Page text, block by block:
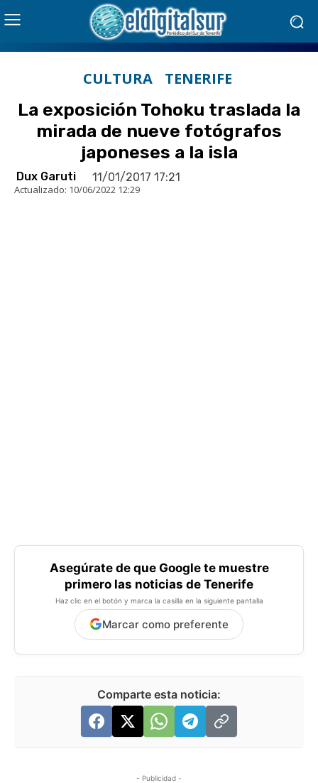
CULTURA TENERIFE
La exposición Tohoku traslada la
mirada de nueve fotógrafos
japoneses a la isla
Dux Garuti 11/01/2017 17:21
Actualizado: 10/06/2022 12:29
Asegúrate de que Google te muestre
primero las noticias de Tenerife
Haz clic en el botón y marca la casilla en la siguiente pantalla
Marcar como preferente
Comparte esta noticia:
- Publicidad -